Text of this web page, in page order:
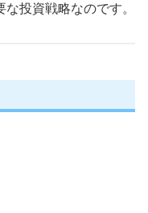
投資戦略なのです。